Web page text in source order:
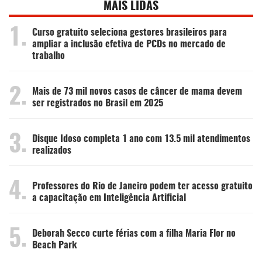
MAIS LIDAS
1.
Curso gratuito seleciona gestores brasileiros para
ampliar a inclusão efetiva de PCDs no mercado de
trabalho
2.
Mais de 73 mil novos casos de câncer de mama devem
ser registrados no Brasil em 2025
3.
Disque Idoso completa 1 ano com 13.5 mil atendimentos
realizados
4.
Professores do Rio de Janeiro podem ter acesso gratuito
a capacitação em Inteligência Artificial
5.
Deborah Secco curte férias com a filha Maria Flor no
Beach Park